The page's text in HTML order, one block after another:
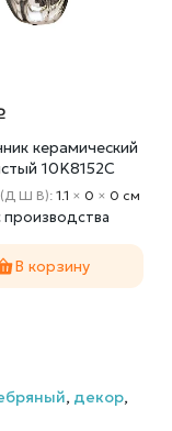
керамический
10K8152C
(Д Ш В):1.1 × 0 × 0 cм
производства
В корзину
, декор,